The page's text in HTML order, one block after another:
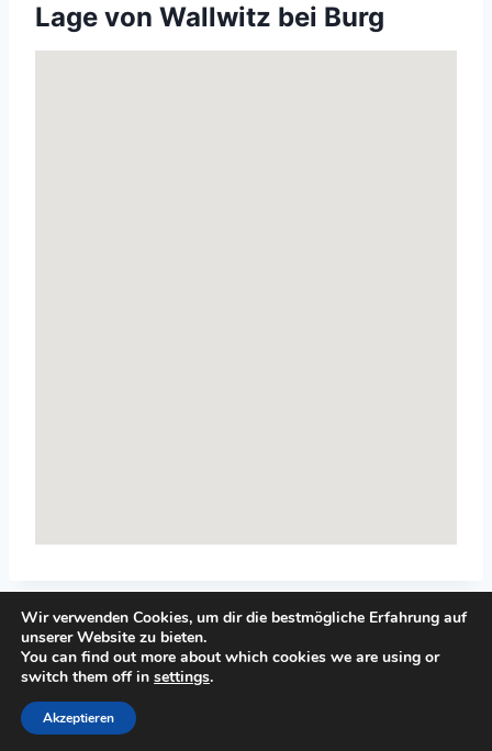
Lage von Wallwitz bei Burg
© 2026 Top-Systemisches-Coaching.de
Wir verwenden Cookies, um dir die bestmögliche Erfahrung auf
unserer Website zu bieten.
You can find out more about which cookies we are using or
switch them off in settings.
Akzeptieren